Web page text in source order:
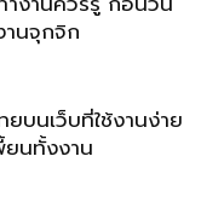
านจุกจิก
บนเว็บที่ใช้งานง่าย
ยนทั้งงาน